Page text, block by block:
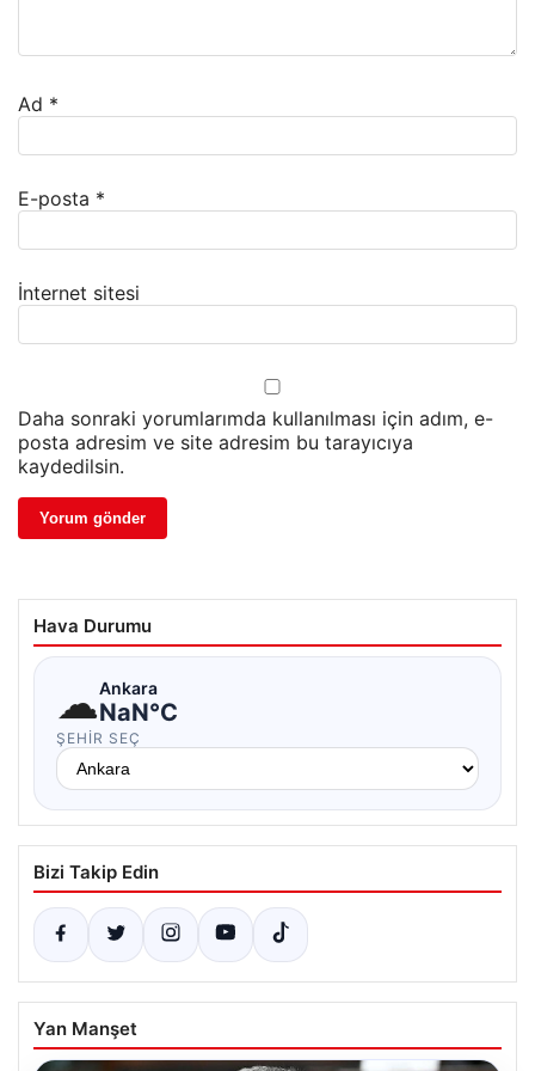
Ad *
E-posta *
İnternet sitesi
Daha sonraki yorumlarımda kullanılması için adım, e-
posta adresim ve site adresim bu tarayıcıya
kaydedilsin.
Hava Durumu
☁Ankara
NaN°C
ŞEHIR SEÇ
Bizi Takip Edin
Yan Manşet